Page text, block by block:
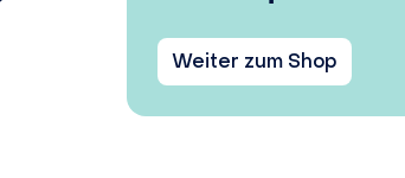
Weiter zum Shop